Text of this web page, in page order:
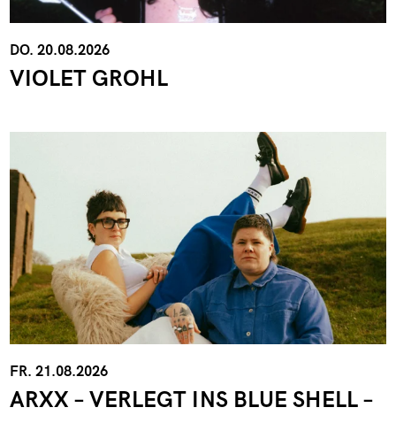
DO. 20.08.2026
VIOLET GROHL
FR. 21.08.2026
ARXX – VERLEGT INS BLUE SHELL –